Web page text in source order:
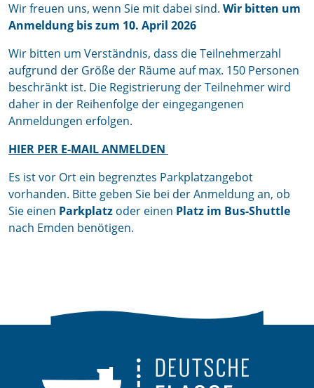
Wir freuen uns, wenn Sie mit dabei sind. Wir bitten um
Anmeldung bis zum 10. April 2026
Wir bitten um Verständnis, dass die Teilnehmerzahl
aufgrund der Größe der Räume auf max. 150 Personen
beschränkt ist. Die Registrierung der Teilnehmer wird
daher in der Reihenfolge der eingegangenen
Anmeldungen erfolgen.
HIER PER E-MAIL ANMELDEN
Es ist vor Ort ein begrenztes Parkplatzangebot
vorhanden. Bitte geben Sie bei der Anmeldung an, ob
Sie einen Parkplatz oder einen Platz im Bus-Shuttle
nach Emden benötigen.